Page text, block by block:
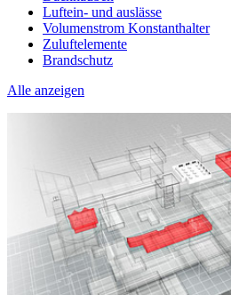
Luftein- und auslässe
Volumenstrom Konstanthalter
Zuluftelemente
Brandschutz
Alle anzeigen